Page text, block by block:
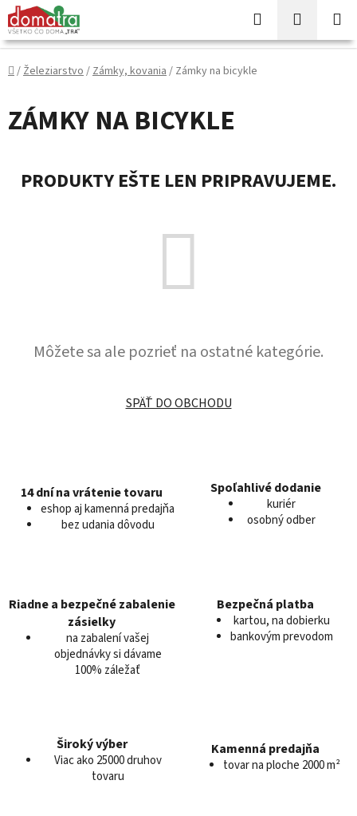
Prejsť
na
obsah
Hľadať
KOŠÍK
Domov
/Železiarstvo/Zámky, kovania/ Zámky na bicykle
ZÁMKY NA BICYKLE
PRODUKTY EŠTE LEN PRIPRAVUJEME.
Môžete sa ale pozrieť na ostatné kategórie.
SPÄŤ DO OBCHODU
14 dní na vrátenie tovaru
eshop aj kamenná predajňa
bez udania dôvodu
Spoľahlivé dodanie
kuriér
osobný odber
Riadne a bezpečné zabalenie
zásielky
na zabalení vašej
objednávky si dávame
100% záležať
Bezpečná platba
kartou, na dobierku
bankovým prevodom
Široký výber
Viac ako 25000 druhov
tovaru
Kamenná predajňa
tovar na ploche 2000 m²